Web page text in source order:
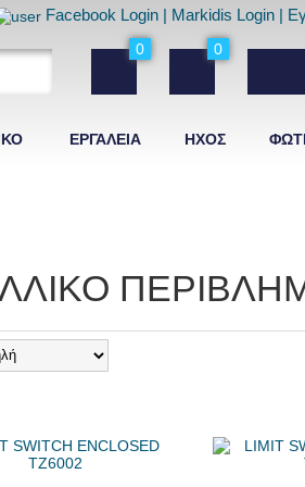
Facebook Login | Markidis Login |
0
0
ΕΡΓΑΛΕΙΑ ΗΧΟΣ
ΑΥΤΟΚΙΝΗΤΟ
SELECTOR
TOGGLE